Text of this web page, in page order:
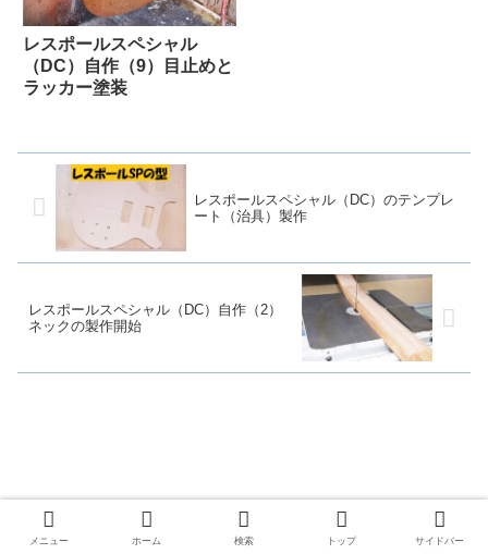
レスポールスペシャル
（DC）自作（9）目止めと
ラッカー塗装
レスポールスペシャル（DC）のテンプレ
ート（治具）製作
レスポールスペシャル（DC）自作（2）
ネックの製作開始
メニュー ホーム 検索 トップ サイドバー